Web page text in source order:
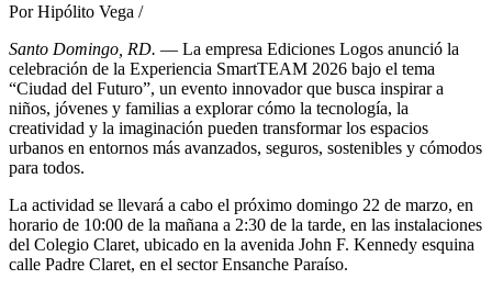
Por Hipólito Vega /
Santo Domingo, RD. — La empresa Ediciones Logos anunció la
celebración de la Experiencia SmartTEAM 2026 bajo el tema
“Ciudad del Futuro”, un evento innovador que busca inspirar a
niños, jóvenes y familias a explorar cómo la tecnología, la
creatividad y la imaginación pueden transformar los espacios
urbanos en entornos más avanzados, seguros, sostenibles y cómodos
para todos.
La actividad se llevará a cabo el próximo domingo 22 de marzo, en
horario de 10:00 de la mañana a 2:30 de la tarde, en las instalaciones
del Colegio Claret, ubicado en la avenida John F. Kennedy esquina
calle Padre Claret, en el sector Ensanche Paraíso.